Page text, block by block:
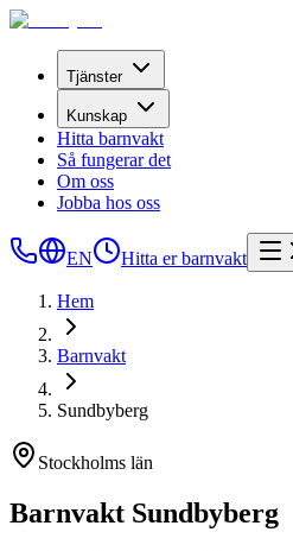
Tjänster
Kunskap
Hitta barnvakt
Så fungerar det
Om oss
Jobba hos oss
EN Hitta er barnvakt
Hem
Barnvakt
Sundbyberg
Stockholms län
Barnvakt Sundbyberg